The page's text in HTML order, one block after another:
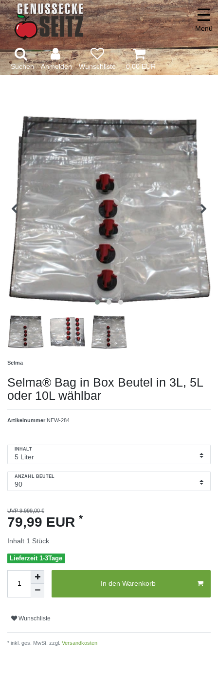
Suchen Anmelden 0,00 EUR
☰
Menü
Selma
Selma® Bag in Box Beutel in 3L, 5L
oder 10L wählbar
Artikelnummer NEW-284
INHALT
ANZAHL BEUTEL
UVP 9.999,00 €
79,99 EUR *
Inhalt 1 Stück
Lieferzeit 1-3Tage
In den Warenkorb
Wunschliste
* inkl. ges. MwSt. zzgl. Versandkosten